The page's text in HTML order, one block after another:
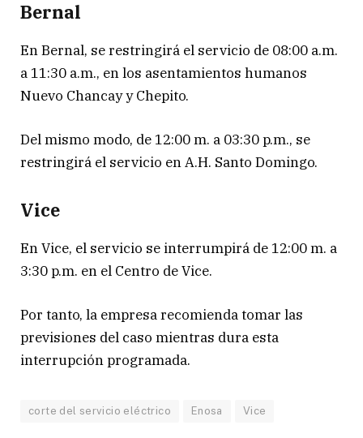
Bernal
En Bernal, se restringirá el servicio de 08:00 a.m.
a 11:30 a.m., en los asentamientos humanos
Nuevo Chancay y Chepito.
Del mismo modo, de 12:00 m. a 03:30 p.m., se
restringirá el servicio en A.H. Santo Domingo.
Vice
En Vice, el servicio se interrumpirá de 12:00 m. a
3:30 p.m. en el Centro de Vice.
Por tanto, la empresa recomienda tomar las
previsiones del caso mientras dura esta
interrupción programada.
corte del servicio eléctrico Enosa Vice